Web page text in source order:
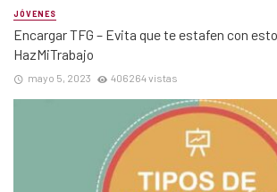
JÓVENES
Encargar TFG – Evita que te estafen con
HazMiTrabajo
mayo 5, 2023 406264 vistas